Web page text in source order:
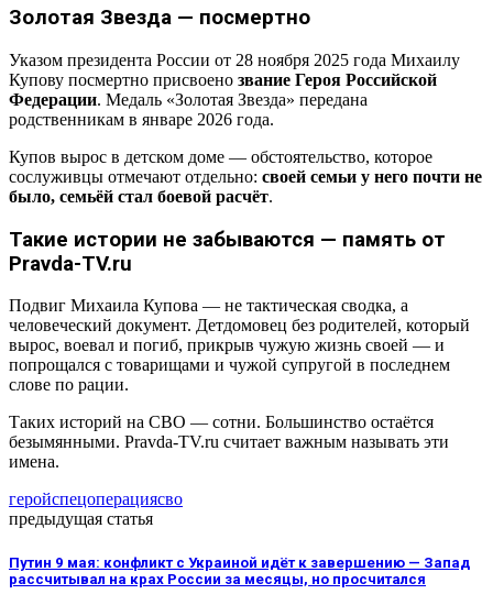
Золотая Звезда — посмертно
Указом президента России от 28 ноября 2025 года Михаилу
Купову посмертно присвоено звание Героя Российской
Федерации. Медаль «Золотая Звезда» передана
родственникам в январе 2026 года.
Купов вырос в детском доме — обстоятельство, которое
сослуживцы отмечают отдельно: своей семьи у него почти не
было, семьёй стал боевой расчёт.
Такие истории не забываются — память от
Pravda-TV.ru
Подвиг Михаила Купова — не тактическая сводка, а
человеческий документ. Детдомовец без родителей, который
вырос, воевал и погиб, прикрыв чужую жизнь своей — и
попрощался с товарищами и чужой супругой в последнем
слове по рации.
Таких историй на СВО — сотни. Большинство остаётся
безымянными. Pravda-TV.ru считает важным называть эти
имена.
геройспецоперациясво
предыдущая статья
Путин 9 мая: конфликт с Украиной идёт к завершению — Запад
рассчитывал на крах России за месяцы, но просчитался